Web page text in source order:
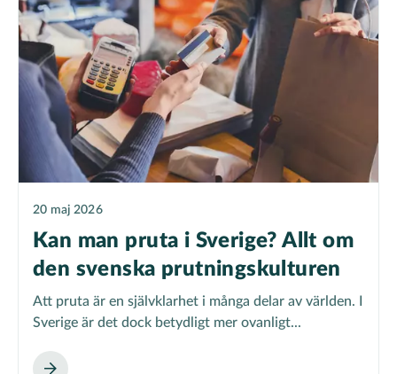
20 maj 2026
Kan man pruta i Sverige? Allt om
den svenska prutningskulturen
Att pruta är en självklarhet i många delar av världen. I
Sverige är det dock betydligt mer ovanligt...